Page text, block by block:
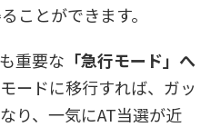
ことができます。
重要な 「急行モード」へ
ードに移行すれば、ガッ
り、一気にAT当選が近